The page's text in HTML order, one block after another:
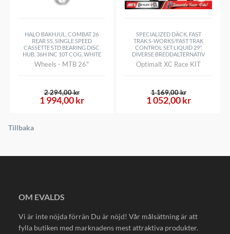
HALO BAKHJUL, COMBAT 26
REAR SS, SINGLE SPEED
CASSETTE STD BEARING DISC
HUB, 36H INC 10T COG, WHITE
Wheels - MTB 26"
1 994,00 kr
2 294,00 kr
SPECIALIZED DÄCK, FAST
TRAK S-WORKS/FAST TRAK
CONTROL SET LIQUID 29",
DIVERSE BREDDALTERNATIV
Optimalt XC Race KIT
1 052,00 kr
1 169,00 kr
Tillbaka
OM EVALDS
Vi är inte nöjda förrän Du är nöjd! Vår målsättning är att
fylla butiken med marknadens mest attraktiva produkter.